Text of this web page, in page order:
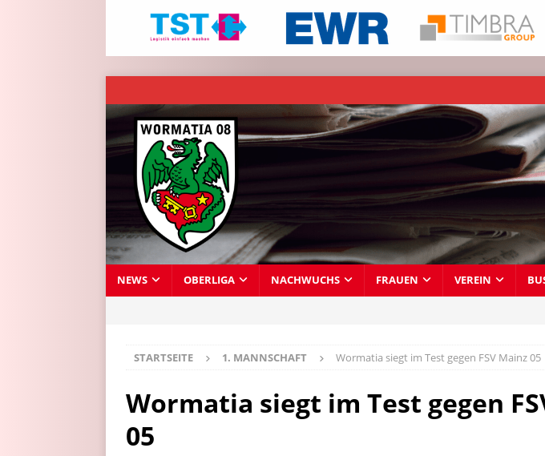
NEWS OBERLIGA NACHWUCHS FRAUEN VEREIN
STARTSEITE 1. MANNSCHAFT Wormatia siegt im Test gegen FSV Mainz 05
Wormatia siegt im Test gegen
05